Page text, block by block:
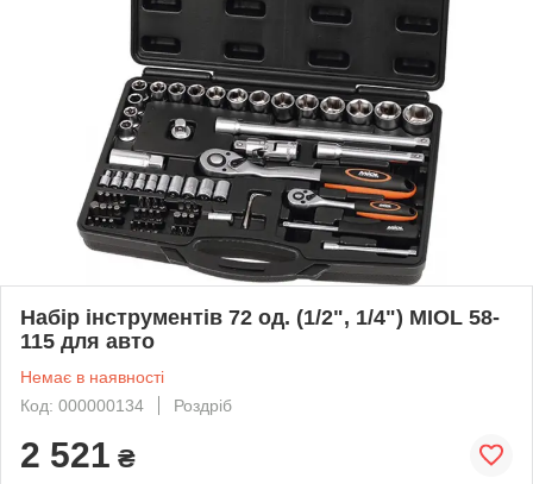
Набір інструментів 72 од. (1/2", 1/4") MIOL 58-
115 для авто
Немає в наявності
Код: 000000134
Роздріб
2 521 ₴